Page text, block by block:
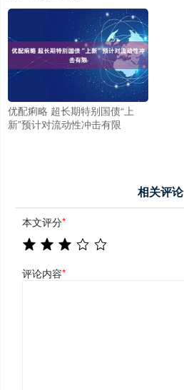
优配痢略 超长期特别国债“上
新”预计对流动性冲击有限
相关评论
本文评分*
评论内容*